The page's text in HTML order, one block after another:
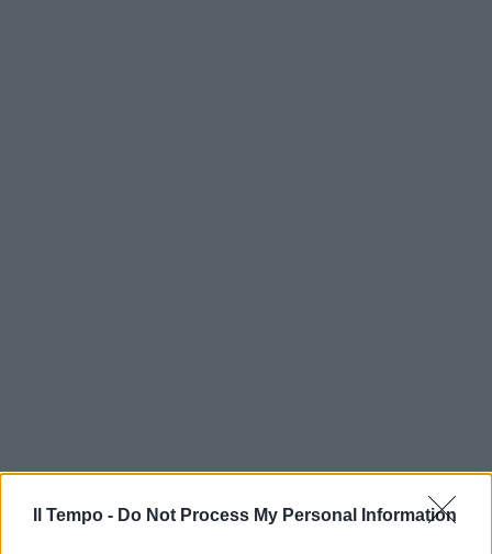
Il Tempo - Do Not Process My Personal Information
In evidenza